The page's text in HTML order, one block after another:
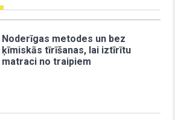
Noderīgas metodes un bez
ķīmiskās tīrīšanas, lai iztīrītu
matraci no traipiem